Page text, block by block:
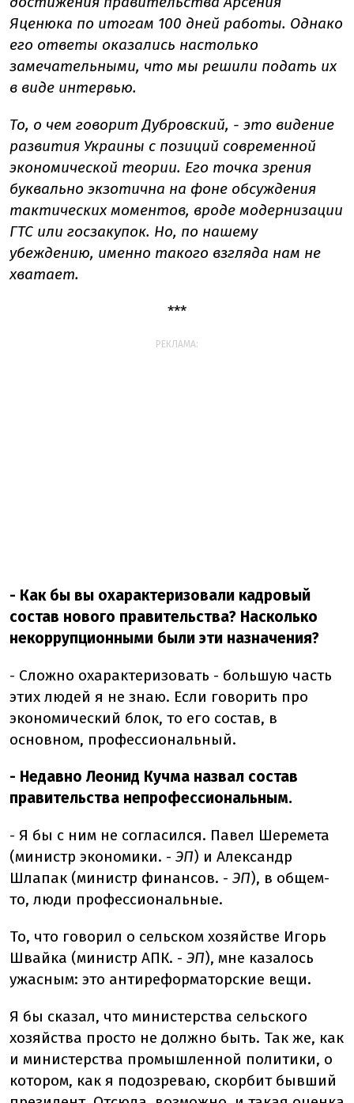
Яценюка по итогам 100 дней работы. Однако
его ответы оказались настолько
замечательными, что мы решили подать их
в виде интервью.
То, о чем говорит Дубровский, - это видение
развития Украины с позиций современной
экономической теории. Его точка зрения
буквально экзотична на фоне обсуждения
тактических моментов, вроде модернизации
ГТС или госзакупок. Но, по нашему
убеждению, именно такого взгляда нам не
хватает.
***
РЕКЛАМА:
- Как бы вы охарактеризовали кадровый
состав нового правительства? Насколько
некоррупционными были эти назначения?
- Сложно охарактеризовать - большую часть
этих людей я не знаю. Если говорить про
экономический блок, то его состав, в
основном, профессиональный.
- Недавно Леонид Кучма назвал состав
правительства непрофессиональным.
- Я бы с ним не согласился. Павел Шеремета
(министр экономики. - ЭП) и Александр
Шлапак (министр финансов. - ЭП), в общем-
то, люди профессиональные.
То, что говорил о сельском хозяйстве Игорь
Швайка (министр АПК. - ЭП), мне казалось
ужасным: это антиреформаторские вещи.
Я бы сказал, что министерства сельского
хозяйства просто не должно быть. Так же, как
и министерства промышленной политики, о
котором, как я подозреваю, скорбит бывший